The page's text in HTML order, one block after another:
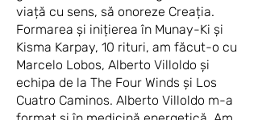
viață cu sens, să onoreze Creația.
Formarea și inițierea în Munay-Ki și
Kisma Karpay, 10 rituri, am făcut-o cu
Marcelo Lobos, Alberto Villoldo și
echipa de la The Four Winds și Los
Cuatro Caminos. Alberto Villoldo m-a